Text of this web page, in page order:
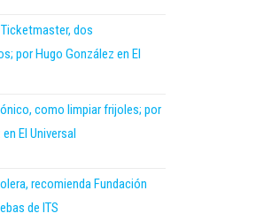
dos
por Hugo González en El
como limpiar frijoles; por
El Universal
recomienda Fundación
de ITS